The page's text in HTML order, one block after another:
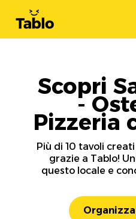
Scopri
-
Pizzeria
Più di 10 tavoli
grazie a Tablo!
questo locale e